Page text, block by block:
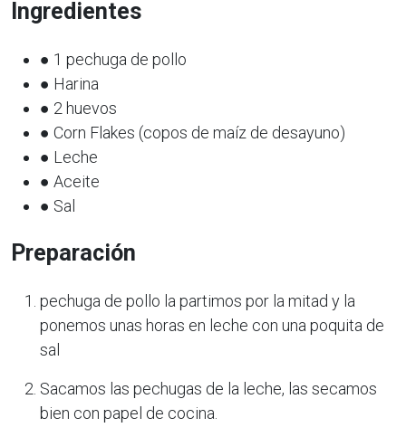
Ingredientes
● 1 pechuga de pollo
● Harina
● 2 huevos
● Corn Flakes (copos de maíz de desayuno)
● Leche
● Aceite
● Sal
Preparación
pechuga de pollo la partimos por la mitad y la
ponemos unas horas en leche con una poquita de
sal
Sacamos las pechugas de la leche, las secamos
bien con papel de cocina.